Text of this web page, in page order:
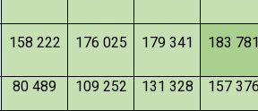
158 222 176 025 179 341 183
80 489 109 252 131 328
157